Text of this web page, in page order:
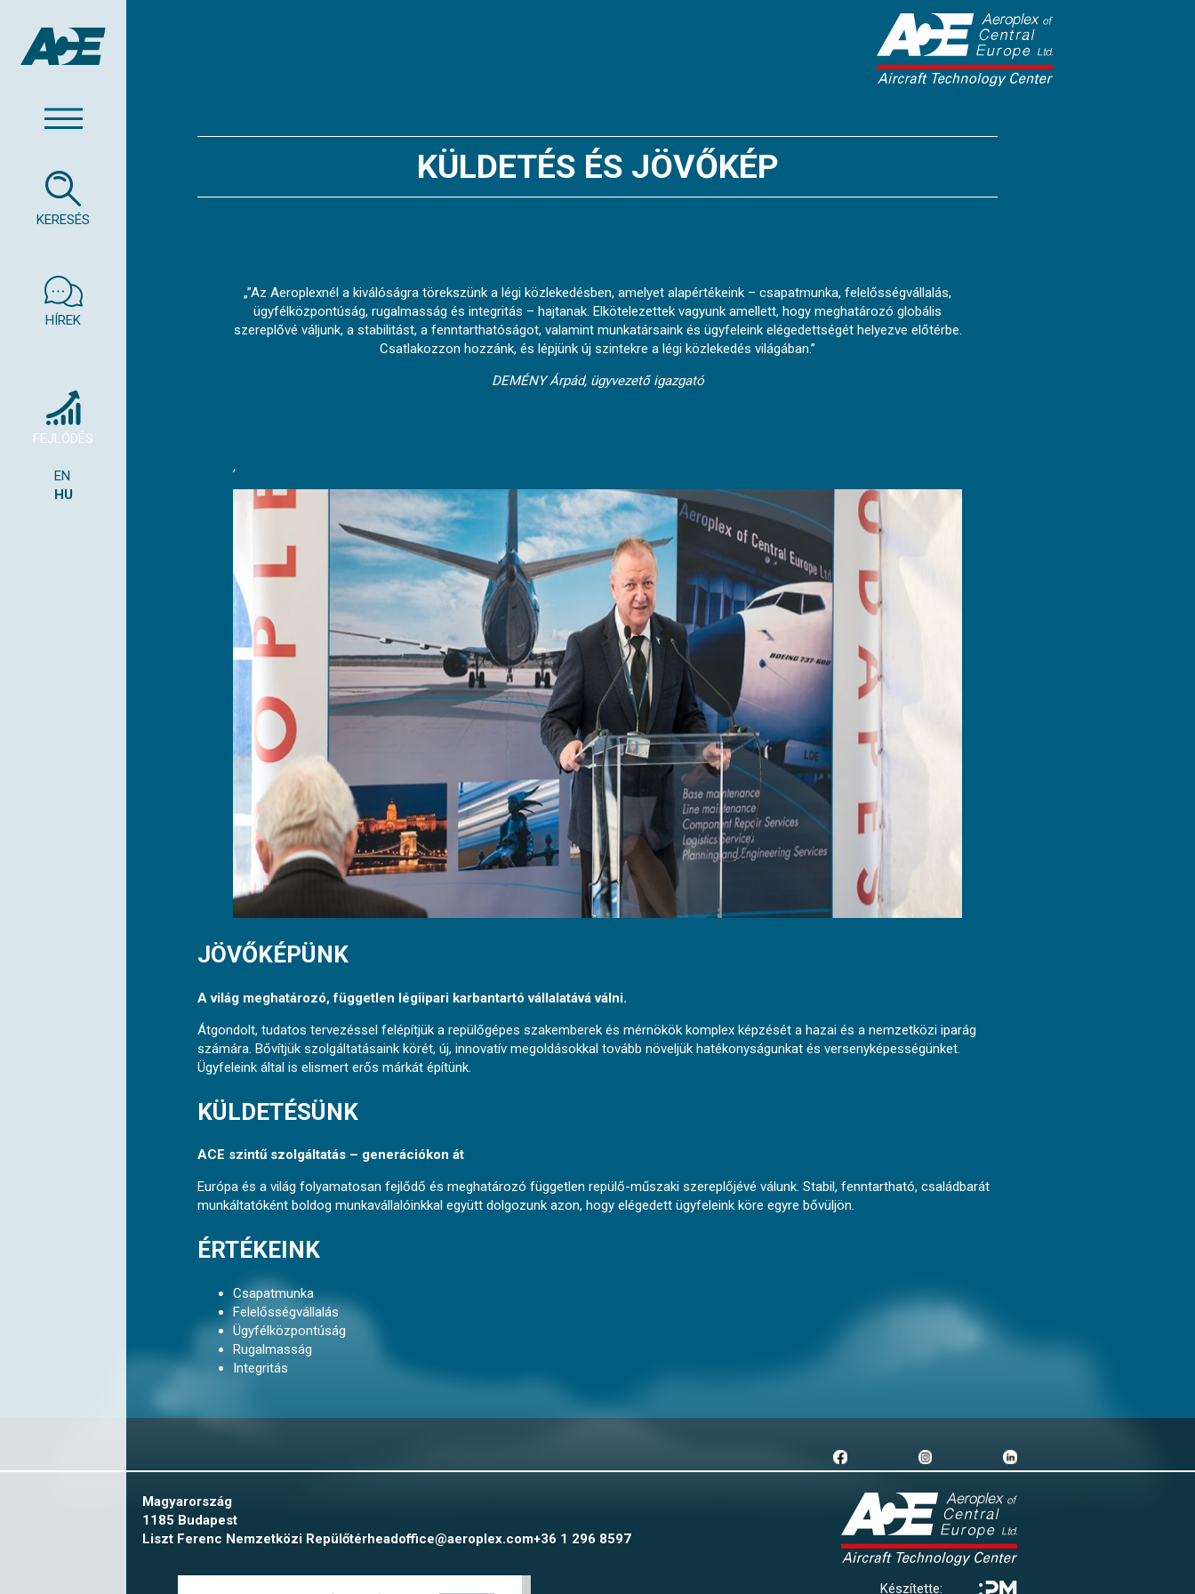
KERESÉS
HÍREK
FEJLŐDÉS
EN
HU
KÜLDETÉS ÉS JÖVŐKÉP
„”Az Aeroplexnél a kiválóságra törekszünk a légi közlekedésben, amelyet alapértékeink – csapatmunka, felelősségvállalás,
ügyfélközpontúság, rugalmasság és integritás – hajtanak. Elkötelezettek vagyunk amellett, hogy meghatározó globális
szereplővé váljunk, a stabilitást, a fenntarthatóságot, valamint munkatársaink és ügyfeleink elégedettségét helyezve előtérbe.
Csatlakozzon hozzánk, és lépjünk új szintekre a légi közlekedés világában.”
DEMÉNY Árpád, ügyvezető igazgató
,
JÖVŐKÉPÜNK
A világ meghatározó, független légiipari karbantartó vállalatává válni.
Átgondolt, tudatos tervezéssel felépítjük a repülőgépes szakemberek és mérnökök komplex képzését a hazai és a nemzetközi iparág
számára. Bővítjük szolgáltatásaink körét, új, innovatív megoldásokkal tovább növeljük hatékonyságunkat és versenyképességünket.
Ügyfeleink által is elismert erős márkát építünk.
KÜLDETÉSÜNK
ACE szintű szolgáltatás – generációkon át
Európa és a világ folyamatosan fejlődő és meghatározó független repülő-műszaki szereplőjévé válunk. Stabil, fenntartható, családbarát
munkáltatóként boldog munkavállalóinkkal együtt dolgozunk azon, hogy elégedett ügyfeleink köre egyre bővüljön.
ÉRTÉKEINK
Csapatmunka
Felelősségvállalás
Ügyfélközpontúság
Rugalmasság
Integritás
Magyarország
1185 Budapest
Liszt Ferenc Nemzetközi Repülőtérheadoffice@aeroplex.com+36 1 296 8597
Készítette: